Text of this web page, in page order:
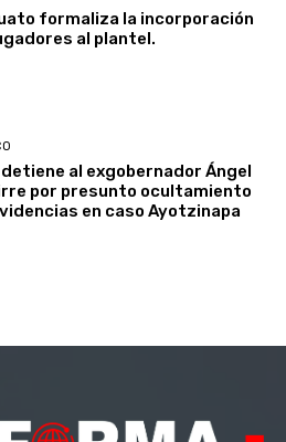
formaliza la incorporación
al plantel.
detiene al exgobernador Ángel
por presunto ocultamiento
en caso Ayotzinapa